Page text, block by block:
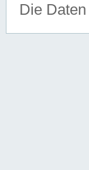
Die